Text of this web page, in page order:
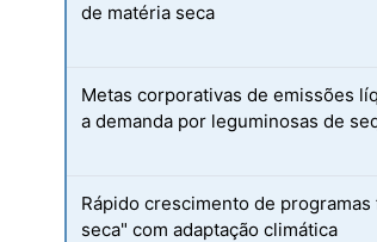
de matéria seca
Metas corporativas de emissões
a demanda por leguminosas de
Rápido crescimento de
seca" com adaptação climática